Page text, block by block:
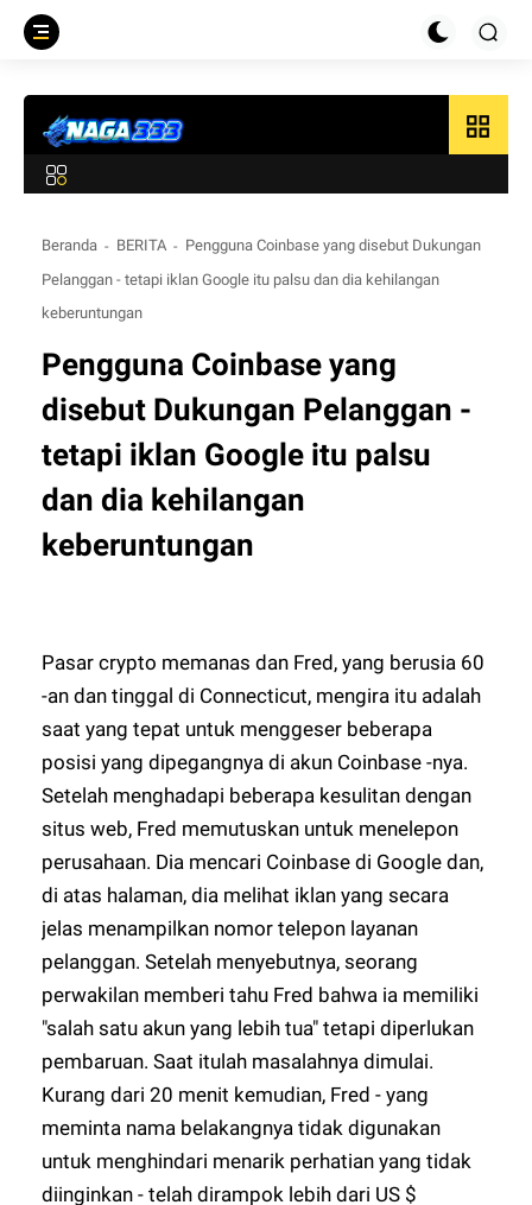
grid_view
Beranda BERITA
Pengguna Coinbase yang disebut Dukungan
Pelanggan - tetapi iklan Google itu palsu dan dia kehilangan
keberuntungan
Pengguna Coinbase yang
disebut Dukungan Pelanggan -
tetapi iklan Google itu palsu
dan dia kehilangan
keberuntungan
Pasar crypto memanas dan Fred, yang berusia 60
-an dan tinggal di Connecticut, mengira itu adalah
saat yang tepat untuk menggeser beberapa
posisi yang dipegangnya di akun Coinbase -nya.
Setelah menghadapi beberapa kesulitan dengan
situs web, Fred memutuskan untuk menelepon
perusahaan. Dia mencari Coinbase di Google dan,
di atas halaman, dia melihat iklan yang secara
jelas menampilkan nomor telepon layanan
pelanggan. Setelah menyebutnya, seorang
perwakilan memberi tahu Fred bahwa ia memiliki
"salah satu akun yang lebih tua" tetapi diperlukan
pembaruan. Saat itulah masalahnya dimulai.
Kurang dari 20 menit kemudian, Fred - yang
meminta nama belakangnya tidak digunakan
untuk menghindari menarik perhatian yang tidak
diinginkan - telah dirampok lebih dari US $